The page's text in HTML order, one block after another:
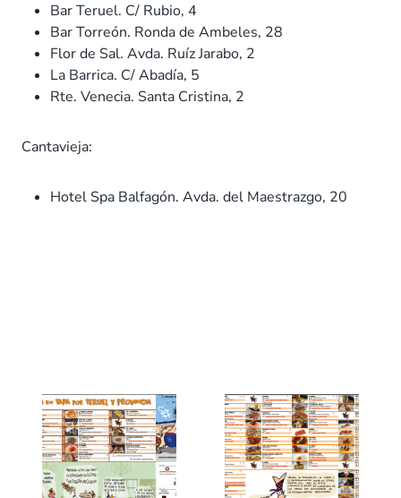
Bar Teruel. C/ Rubio, 4
Bar Torreón. Ronda de Ambeles, 28
Flor de Sal. Avda. Ruíz Jarabo, 2
La Barrica. C/ Abadía, 5
Rte. Venecia. Santa Cristina, 2
Cantavieja:
Hotel Spa Balfagón. Avda. del Maestrazgo, 20